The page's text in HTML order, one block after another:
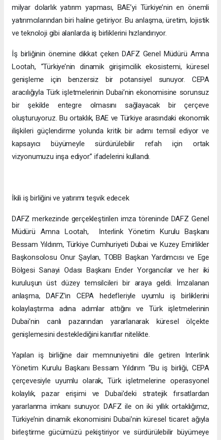
milyar dolarlık yatırım yapması, BAE’yi Türkiye’nin en önemli
yatırımcılarından biri haline getiriyor. Bu anlaşma, üretim, lojistik
ve teknoloji gibi alanlarda iş birliklerini hızlandırıyor.
İş birliğinin önemine dikkat çeken DAFZ Genel Müdürü Amna
Lootah, “Türkiye’nin dinamik girişimcilik ekosistemi, küresel
genişleme için benzersiz bir potansiyel sunuyor. CEPA
aracılığıyla Türk işletmelerinin Dubai’nin ekonomisine sorunsuz
bir şekilde entegre olmasını sağlayacak bir çerçeve
oluşturuyoruz. Bu ortaklık, BAE ve Türkiye arasındaki ekonomik
ilişkileri güçlendirme yolunda kritik bir adımı temsil ediyor ve
kapsayıcı büyümeyle sürdürülebilir refah için ortak
vizyonumuzu inşa ediyor.” ifadelerini kullandı.
İkili iş birliğini ve yatırımı teşvik edecek
DAFZ merkezinde gerçekleştirilen imza töreninde DAFZ Genel
Müdürü Amna Lootah, Interlink Yönetim Kurulu Başkanı
Bessam Yıldırım, Türkiye Cumhuriyeti Dubai ve Kuzey Emirlikler
Başkonsolosu Onur Şaylan, TOBB Başkan Yardımcısı ve Ege
Bölgesi Sanayi Odası Başkanı Ender Yorgancılar ve her iki
kuruluşun üst düzey temsilcileri bir araya geldi. İmzalanan
anlaşma, DAFZ’ın CEPA hedefleriyle uyumlu iş birliklerini
kolaylaştırma adına adımlar attığını ve Türk işletmelerinin
Dubai’nin canlı pazarından yararlanarak küresel ölçekte
genişlemesini desteklediğini kanıtlar nitelikte.
Yapılan iş birliğine dair memnuniyetini dile getiren Interlink
Yönetim Kurulu Başkanı Bessam Yıldırım “Bu iş birliği, CEPA
çerçevesiyle uyumlu olarak, Türk işletmelerine operasyonel
kolaylık, pazar erişimi ve Dubai’deki stratejik fırsatlardan
yararlanma imkanı sunuyor. DAFZ ile on iki yıllık ortaklığımız,
Türkiye’nin dinamik ekonomisini Dubai’nin küresel ticaret ağıyla
birleştirme gücümüzü pekiştiriyor ve sürdürülebilir büyümeye